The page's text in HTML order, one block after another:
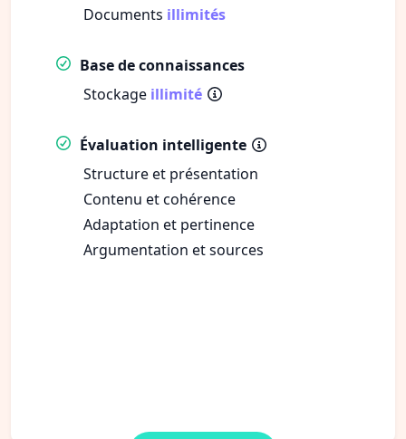
Documents illimités
Base de connaissances
Stockage illimité
Évaluation intelligente
Structure et présentation
Contenu et cohérence
Adaptation et pertinence
Argumentation et sources